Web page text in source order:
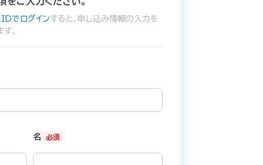
でログインすると、申し込み情報の入力を
。
必須
名